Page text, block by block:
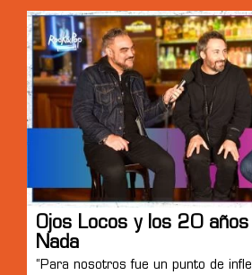
Ojos Locos y los 20
Nada
“Para nosotros fue un punto de